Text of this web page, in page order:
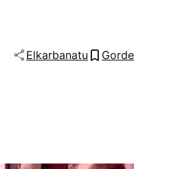
Elkarbanatu Gorde